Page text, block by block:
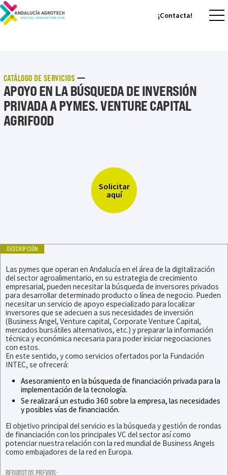
¡Contacta!
CATÁLOGO DE SERVICIOS
APOYO EN LA BÚSQUEDA DE INVERSIÓN
PRIVADA A PYMES. VENTURE CAPITAL
AGRIFOOD
Solicitar
aquí
Las pymes que operan en Andalucía en el área de la digitalización
del sector agroalimentario, en su estrategia de crecimiento
empresarial, pueden necesitar la búsqueda de inversores privados
para desarrollar determinado producto o línea de negocio. Pueden
necesitar un servicio de apoyo especializado para localizar
inversores que se adecuen a sus necesidades de inversión
(Business Angel, Venture capital, Corporate Venture Capital,
mercados bursátiles alternativos, etc.) y preparar la información
técnica y económica necesaria para poder iniciar negociaciones
con estos.
En este sentido, y como servicios ofertados por la Fundación
INTEC, se ofrecerá:
Asesoramiento en la búsqueda de financiación privada para la
implementación de la tecnología.
Se realizará un estudio 360 sobre la empresa, las necesidades
y posibles vías de financiación.
El objetivo principal del servicio es la búsqueda y gestión de rondas
de financiación con los principales VC del sector así como
potenciar nuestra relación con la red mundial de Business Angels
como embajadores de la red en Europa.
DESCRIPCIÓN